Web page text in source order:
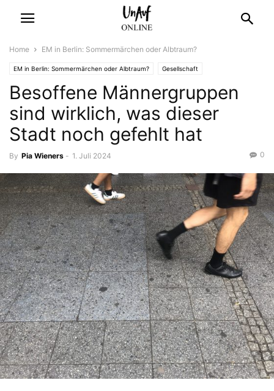
Home EM in Berlin: Sommermärchen oder Albtraum?
EM in Berlin: Sommermärchen oder Albtraum? Gesellschaft
Besoffene Männergruppen
sind wirklich, was dieser
Stadt noch gefehlt hat
By Pia Wieners - 1. Juli 2024 0